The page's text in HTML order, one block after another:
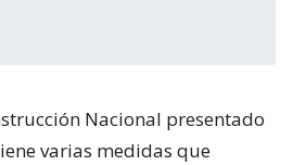
Nacional presentado
varias medidas que